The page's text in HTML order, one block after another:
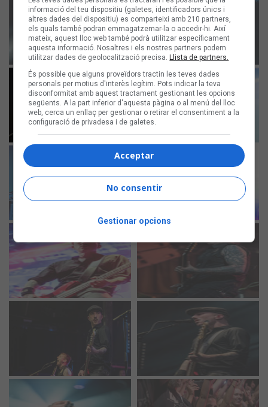
informació del teu dispositiu (galetes, identificadors únics i
altres dades del dispositiu) es comparteixi amb 210 partners,
els quals també podran emmagatzemar-la o accedir-hi. Així
mateix, aquest lloc web també podrà utilitzar específicament
aquesta informació. Nosaltres i els nostres partners podem
utilitzar dades de geolocalització precisa. Llista de partners.
És possible que alguns proveïdors tractin les teves dades
personals per motius d'interès legítim. Pots indicar la teva
disconformitat amb aquest tractament gestionant les opcions
següents. A la part inferior d'aquesta pàgina o al menú del lloc
web, cerca un enllaç per gestionar o retirar el consentiment a la
configuració de privadesa i de galetes.
Acceptar
No consentir
Gestionar opcions